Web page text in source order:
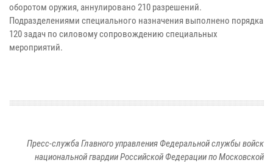
оборотом оружия, аннулировано 210 разрешений.
Подразделениями специального назначения выполнено порядка
120 задач по силовому сопровождению специальных
мероприятий.
Пресс-служба Главного управления Федеральной службы войск
национальной гвардии Российской Федерации по Московской